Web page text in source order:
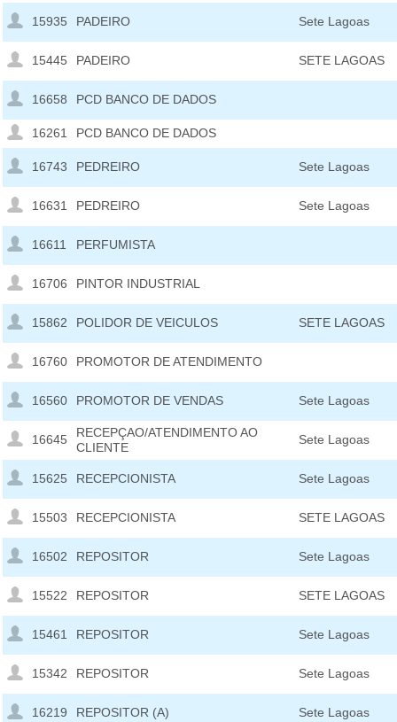
15935 PADEIRO Sete Lagoas
15445 PADEIRO SETE LAGOAS
16658 PCD BANCO DE DADOS
16261 PCD BANCO DE DADOS
16743 PEDREIRO Sete Lagoas
16631 PEDREIRO Sete Lagoas
16611 PERFUMISTA
16706 PINTOR INDUSTRIAL
15862 POLIDOR DE VEICULOS SETE LAGOAS
16760 PROMOTOR DE ATENDIMENTO
16560 PROMOTOR DE VENDAS Sete Lagoas
16645
RECEPÇAO/ATENDIMENTO AO
CLIENTE
Sete Lagoas
15625 RECEPCIONISTA Sete Lagoas
15503 RECEPCIONISTA SETE LAGOAS
16502 REPOSITOR Sete Lagoas
15522 REPOSITOR SETE LAGOAS
15461 REPOSITOR Sete Lagoas
15342 REPOSITOR Sete Lagoas
16219 REPOSITOR (A) Sete Lagoas